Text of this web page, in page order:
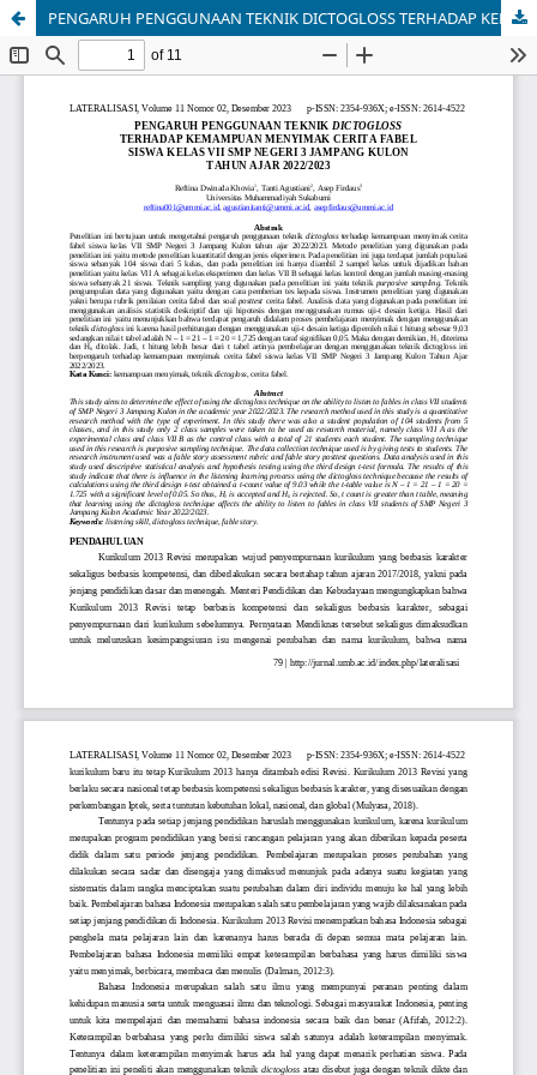
PENGARUH PENGGUNAAN TEKNIK DICTOGLOSS TERHADAP KEMAMPUAN MENYIMAK CERITA FABEL SISWA KELAS VII SMP NEGERI 3 JAMPANG KULON TAHUN AJAR 2022/2023